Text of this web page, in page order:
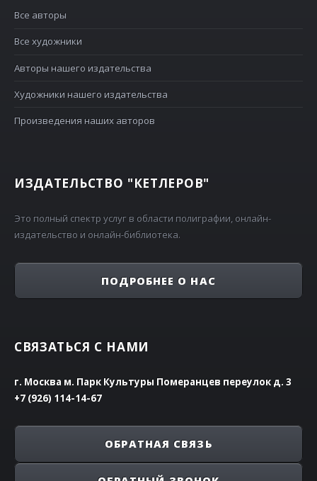
Все авторы
Все художники
Авторы нашего издательства
Художники нашего издательства
Произведения наших авторов
ИЗДАТЕЛЬСТВО "КЕТЛЕРОВ"
Это полный спектр услуг в области полиграфии, онлайн-
издательство и онлайн-библиотека.
ПОДРОБНЕЕ О НАС
СВЯЗАТЬСЯ С НАМИ
г. Москва м. Парк Культуры Померанцев переулок д. 3
+7 (926) 114-14-67
ОБРАТНАЯ СВЯЗЬ